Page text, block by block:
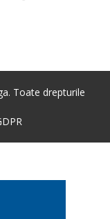
Toate drepturile